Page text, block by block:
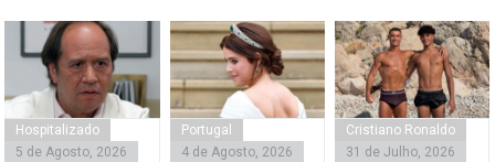
Hospitalizado
5 de Agosto, 2026
Portugal
4 de Agosto, 2026
Cristiano Ronaldo
31 de Julho, 2026